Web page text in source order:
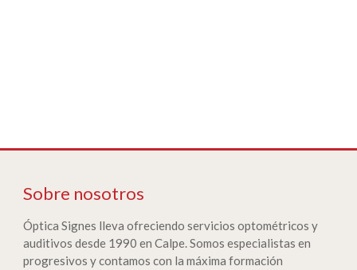
Sobre nosotros
Óptica Signes lleva ofreciendo servicios optométricos y
auditivos desde 1990 en Calpe. Somos especialistas en
progresivos y contamos con la máxima formación